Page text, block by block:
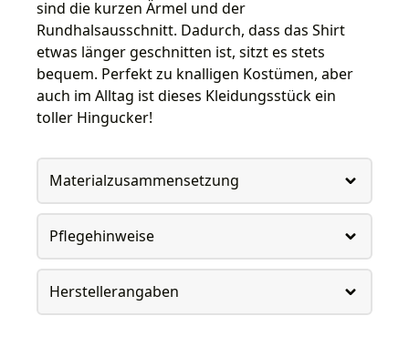
sind die kurzen Ärmel und der
Rundhalsausschnitt. Dadurch, dass das Shirt
etwas länger geschnitten ist, sitzt es stets
bequem. Perfekt zu knalligen Kostümen, aber
auch im Alltag ist dieses Kleidungsstück ein
toller Hingucker!
Materialzusammensetzung
Pflegehinweise
Herstellerangaben